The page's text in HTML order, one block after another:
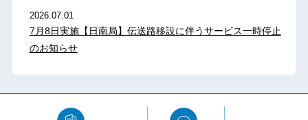
2026.07.01
7月8日実施【日南局】伝送路移設に伴うサービス一時停止
のお知らせ